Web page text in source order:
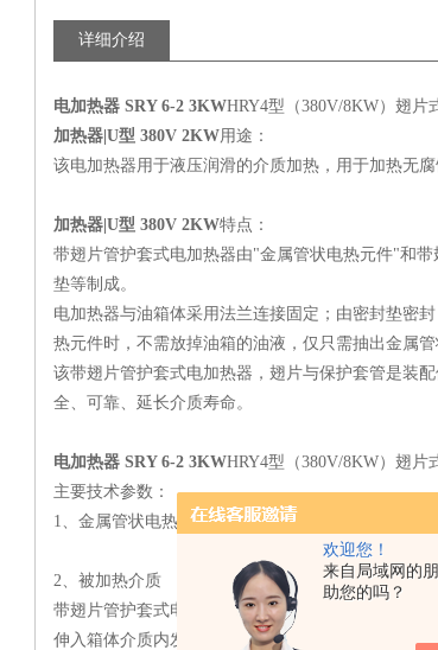
欢迎您！
来自局域网的
助您的吗？
详细介绍
电加热器 SRY 6-2 3KWHRY4型（380V/8KW）翅片
加热器|U型 380V 2KW用途：
该电加热器用于液压润滑的介质加热，用于加热无腐
加热器|U型 380V 2KW特点：
带翅片管护套式电加热器由"金属管状电热元件"和
垫等制成。
电加热器与油箱体采用法兰连接固定；由密封垫密
热元件时，不需放掉油箱的油液，仅只需抽出金属
该带翅片管护套式电加热器，翅片与保护套管是装
全、可靠、延长介质寿命。
电加热器 SRY 6-2 3KWHRY4型（380V/8KW）翅片
主要技术参数：
1、金属管状电热元件 额定电压
元件金属管允许i高温度 170℃-
2、被加热介质 矿物油、水
带翅片管护套式电加热器工作压力 ≤0.5Mpa
伸入箱体介质内发热圆柱 ≤L×Φ/kw